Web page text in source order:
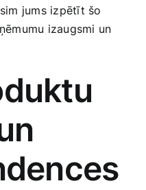
jums izpētīt šo
izaugsmi un